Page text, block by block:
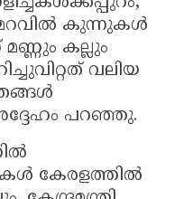
മറവിൽ കുന്നുകൾ
കല്ലും
വലിയ
പറഞ്ഞു.
കേരളത്തിൽ